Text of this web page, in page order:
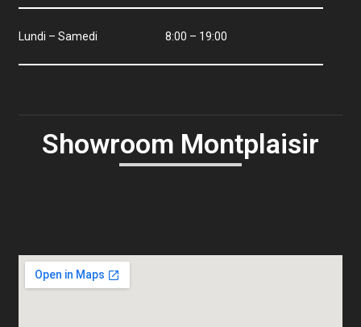
Lundi – Samedi 8:00 – 19:00
Showroom Montplaisir